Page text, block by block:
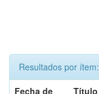
Resultados por ítem:
Fecha de
Título